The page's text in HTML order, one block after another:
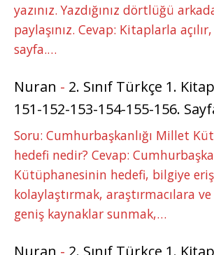
yazınız. Yazdığınız dörtlüğü
paylaşınız. Cevap: Kitaplarla
sayfa.…
Nuran - 2. Sınıf Türkçe 1.
151-152-153-154-155-156.
Soru: Cumhurbaşkanlığı Millet
hedefi nedir? Cevap:
Kütüphanesinin hedefi, bilgiye
kolaylaştırmak, araştırmacılara
geniş kaynaklar sunmak,…